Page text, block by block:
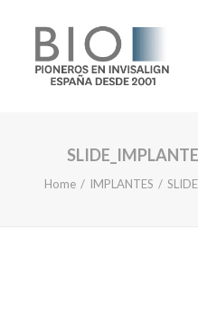
TRATAMIENTOS
DOCTORES
Home IMPLANTES